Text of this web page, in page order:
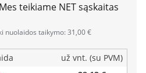
Mes teikiame NET sąskaitas
nuolaidos taikymo: 31,00 €
už vnt. (su PVM)